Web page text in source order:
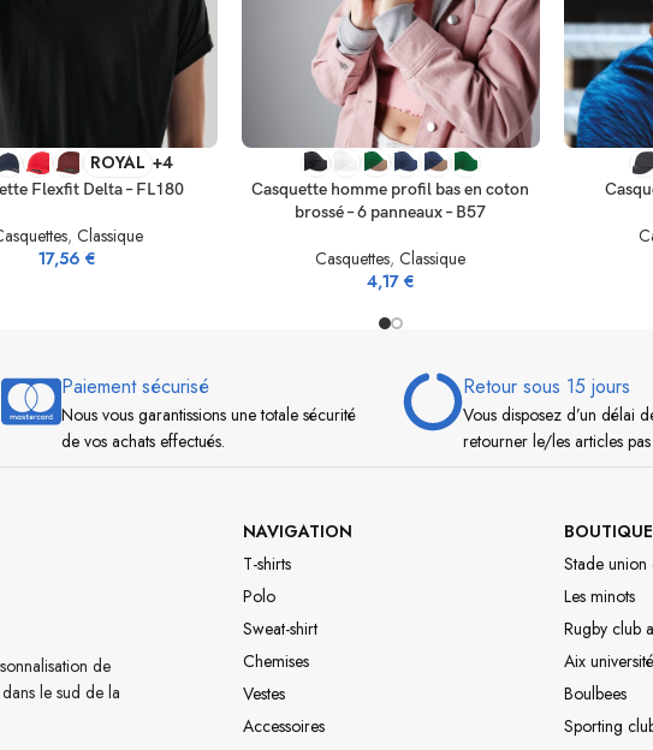
ROYAL +4
Flexfit Delta – FL180
, Classique
17,56€
SELECT OPTIONS
Casquette homme profil bas en coton
brossé – 6 panneaux – B57
Casquettes, Classique
4,17 €
SELECT
Paiement sécurisé
Nous vous garantissions une totale sécurité
de vos achats effectués.
Retour sous 15 jours
Vous disposez d’un délai
retourner le/les articles pas
de
le sud de la
NAVIGATION
T-shirts
Polo
Sweat-shirt
Chemises
Vestes
Accessoires
Stade union
Les minots
Rugby club
Aix
Boulbees
Sporting